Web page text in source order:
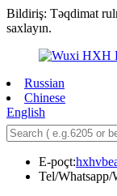
Bildiriş: Təqdimat
saxlayın.
Russian
Chinese
English
E-poçt:
Tel/Whatsapp/